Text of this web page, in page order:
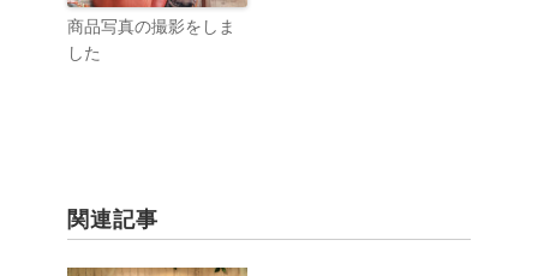
商品写真の撮影をしま
した
関連記事